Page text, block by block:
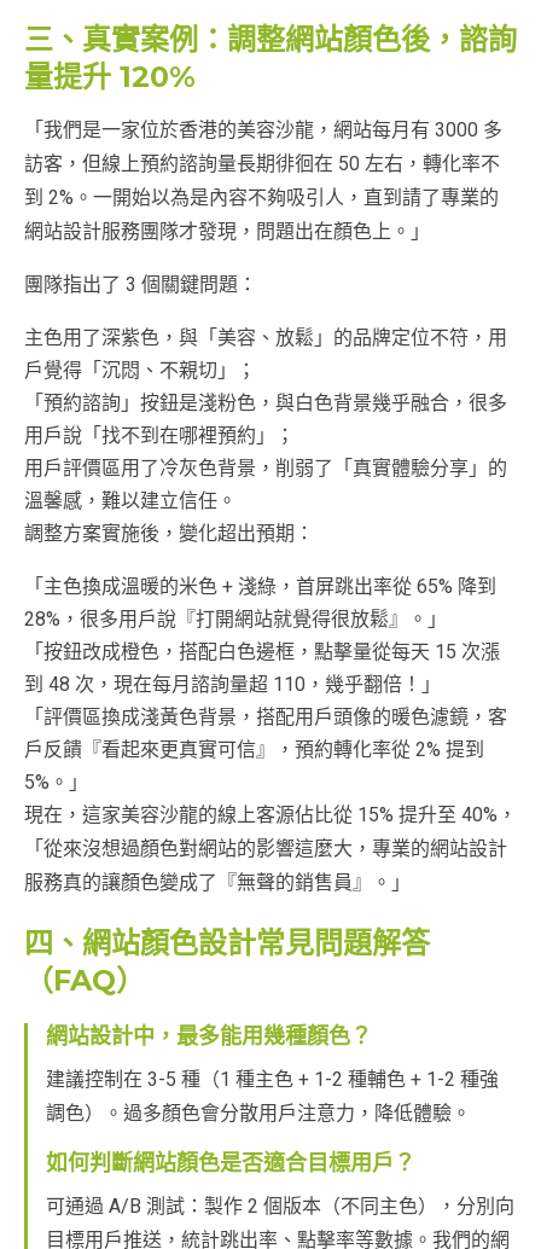
三、真實案例：調整網站顏色後，諮詢
量提升 120%
「我們是一家位於香港的美容沙龍，網站每月有 3000 多
訪客，但線上預約諮詢量長期徘徊在 50 左右，轉化率不
到 2%。一開始以為是內容不夠吸引人，直到請了專業的
網站設計服務團隊才發現，問題出在顏色上。」
團隊指出了 3 個關鍵問題：
主色用了深紫色，與「美容、放鬆」的品牌定位不符，用
戶覺得「沉悶、不親切」；
「預約諮詢」按鈕是淺粉色，與白色背景幾乎融合，很多
用戶說「找不到在哪裡預約」；
用戶評價區用了冷灰色背景，削弱了「真實體驗分享」的
溫馨感，難以建立信任。
調整方案實施後，變化超出預期：
「主色換成溫暖的米色 + 淺綠，首屏跳出率從 65% 降到
28%，很多用戶說『打開網站就覺得很放鬆』。」
「按鈕改成橙色，搭配白色邊框，點擊量從每天 15 次漲
到 48 次，現在每月諮詢量超 110，幾乎翻倍！」
「評價區換成淺黃色背景，搭配用戶頭像的暖色濾鏡，客
戶反饋『看起來更真實可信』，預約轉化率從 2% 提到
5%。」
現在，這家美容沙龍的線上客源佔比從 15% 提升至 40%，
「從來沒想過顏色對網站的影響這麼大，專業的網站設計
服務真的讓顏色變成了『無聲的銷售員』。」
四、網站顏色設計常見問題解答
（FAQ）
網站設計中，最多能用幾種顏色？
建議控制在 3-5 種（1 種主色 + 1-2 種輔色 + 1-2 種強
調色）。過多顏色會分散用戶注意力，降低體驗。
如何判斷網站顏色是否適合目標用戶？
可通過 A/B 測試：製作 2 個版本（不同主色），分別向
目標用戶推送，統計跳出率、點擊率等數據。我們的網